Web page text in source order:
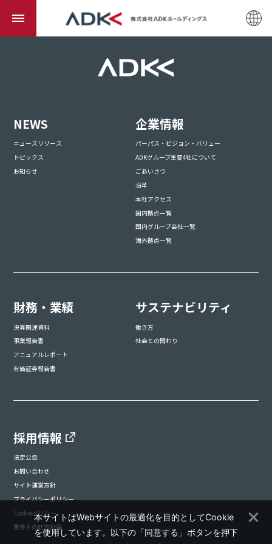
NEWS
ニュースリリース
トピックス
お知らせ
企業情報
パーパス・ビジョン・バリュー
ADKグループ主要4社について
ごあいさつ
沿革
本社アクセス
国内拠点一覧
国内グループ会社一覧
海外拠点一覧
財務・業績
決算関連資料
事業報告書
アニュアルレポート
有価証券報告書
サステナビリティ
働き方
社会との関わり
採用情報
法定公告
お問い合わせ
サイト運営方針
プライバシーポリシー
Cookieポリシー
憲章その他方針等
本サイトはWebサイトの最適化を目的としてCookie
を使用しています。以下の「同意する」ボタンを押下